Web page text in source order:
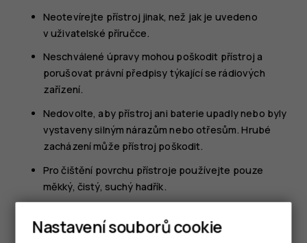
Neotevírejte přístroj jinak, než jak je uvedeno
v uživatelské příručce.
Neschválené úpravy mohou poškodit přístroj a
porušovat právní předpisy týkající se rádiových
zařízení.
Nedovolte, aby přístroj ani baterie upadly nebo byly
vystaveny silným nárazům nebo otřesům. Hrubé
zacházení může přístroj poškodit.
Pro čištění povrchu přístroje používejte pouze
měkký, čistý, suchý hadřík.
správnému fungování.
Nastavení souborů cookie